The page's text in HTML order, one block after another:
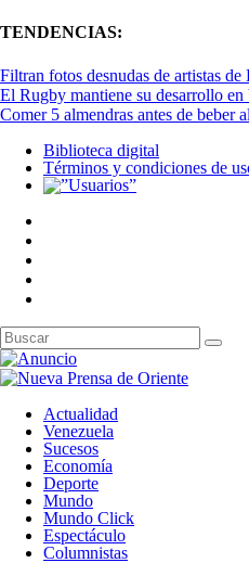
TENDENCIAS:
Filtran fotos desnudas de artistas
El Rugby mantiene su desarrollo en
Comer 5 almendras antes de beber
Biblioteca digital
Términos y condiciones de
Actualidad
Venezuela
Sucesos
Economía
Deporte
Mundo
Mundo Click
Espectáculo
Columnistas